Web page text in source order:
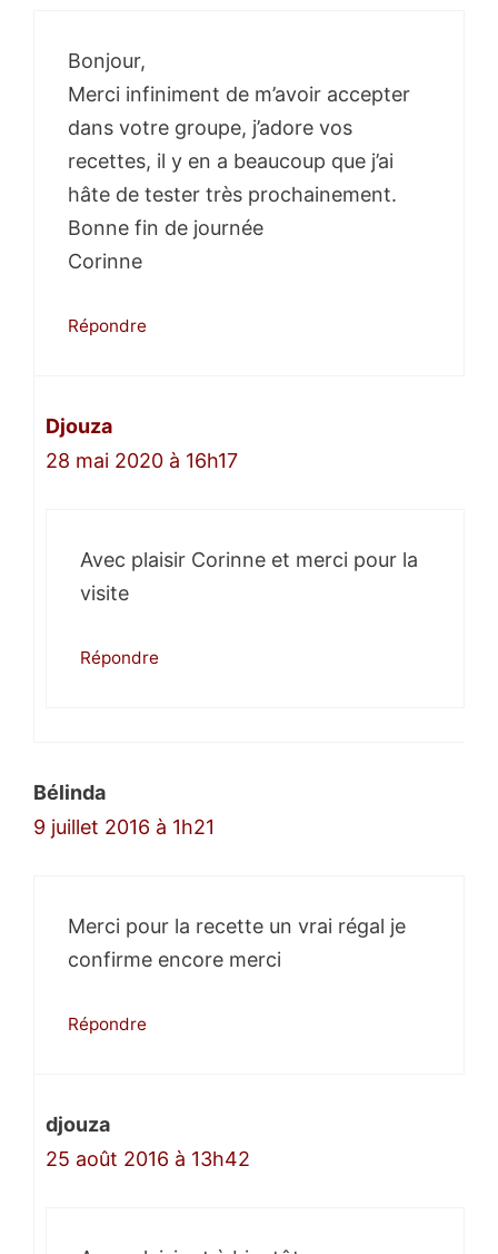
Bonjour,
Merci infiniment de m’avoir accepter
dans votre groupe, j’adore vos
recettes, il y en a beaucoup que j’ai
hâte de tester très prochainement.
Bonne fin de journée
Corinne
Répondre
Djouza
28 mai 2020 à 16h17
Avec plaisir Corinne et merci pour la
visite
Répondre
Bélinda
9 juillet 2016 à 1h21
Merci pour la recette un vrai régal je
confirme encore merci
Répondre
djouza
25 août 2016 à 13h42